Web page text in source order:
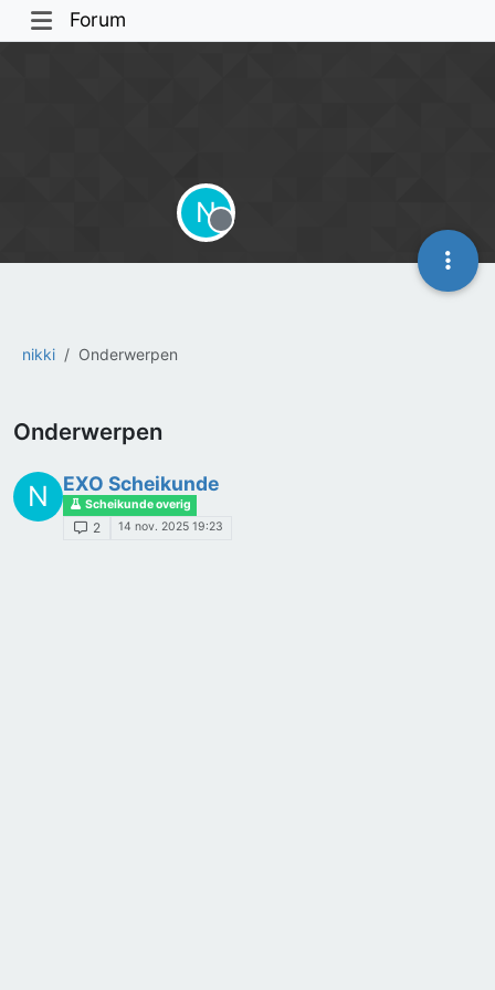
Forum
nikki Onderwerpen
N
Offline
Onderwerpen
N EXO Scheikunde
Scheikunde overig
2 14 nov. 2025 19:23